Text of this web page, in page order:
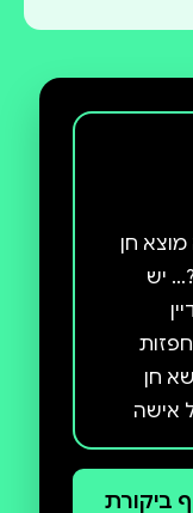
חן
יש
חן
אישה
בראותה
ביקורת